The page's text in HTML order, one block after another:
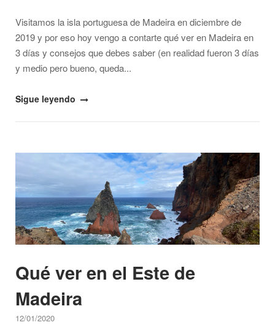
Visitamos la isla portuguesa de Madeira en diciembre de
2019 y por eso hoy vengo a contarte qué ver en Madeira en
3 días y consejos que debes saber (en realidad fueron 3 días
y medio pero bueno, queda...
"Qué
3
días
y
consejos
que
saber"
Sigue leyendo
Open post
Qué ver en el Este de
Madeira
12/01/2020